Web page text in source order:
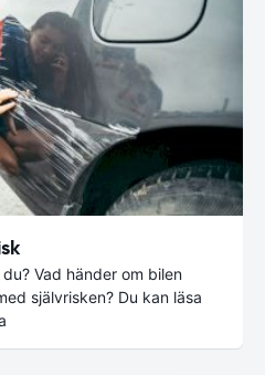
Vad händer om bilen
självrisken? Du kan läsa